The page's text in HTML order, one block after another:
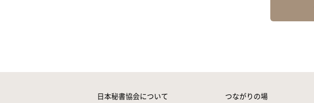
日本秘書協会について
つながりの場